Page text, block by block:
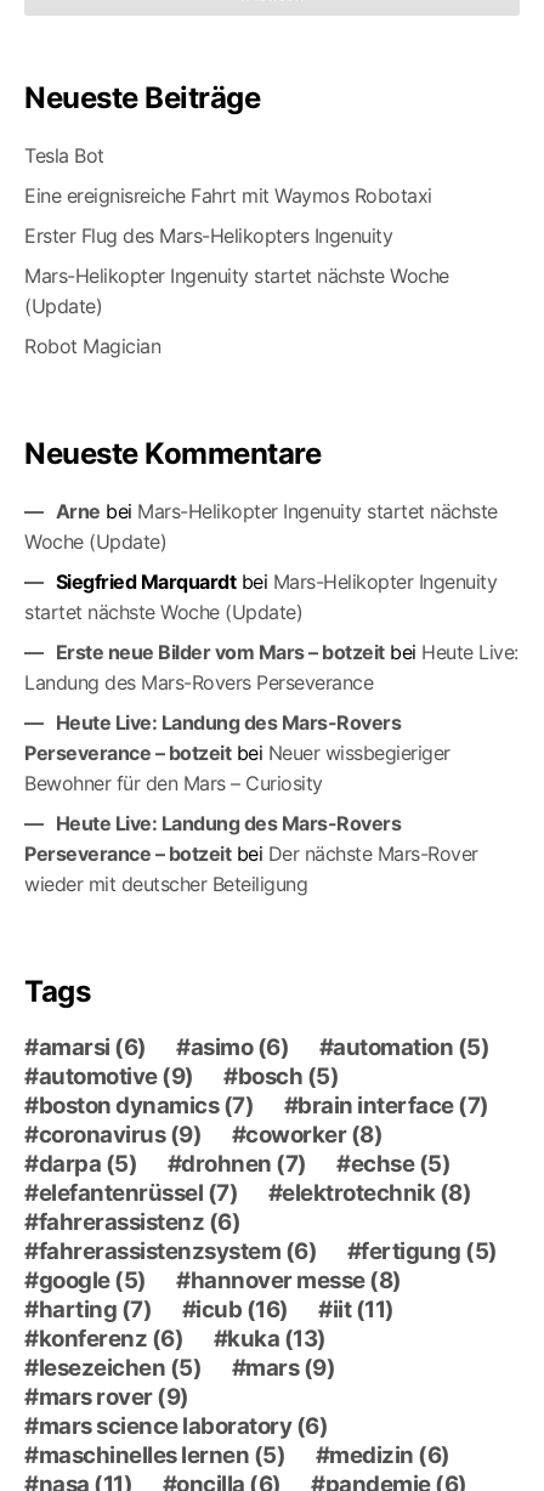
Neueste Beiträge
Tesla Bot
Eine ereignisreiche Fahrt mit Waymos Robotaxi
Erster Flug des Mars-Helikopters Ingenuity
Mars-Helikopter Ingenuity startet nächste Woche
(Update)
Robot Magician
Neueste Kommentare
Arne bei Mars-Helikopter Ingenuity startet nächste
Woche (Update)
Siegfried Marquardtbei Mars-Helikopter Ingenuity
startet nächste Woche (Update)
Erste neue Bilder vom Mars – botzeitbei Heute Live:
Landung des Mars-Rovers Perseverance
Heute Live: Landung des Mars-Rovers
Perseverance – botzeitbei Neuer wissbegieriger
Bewohner für den Mars – Curiosity
Heute Live: Landung des Mars-Rovers
Perseverance – botzeitbei Der nächste Mars-Ro­ver
wieder mit deutscher Beteiligung
Tags
amarsi (6) asimo(6) automation (5)
automotive(9) bosch (5)
boston dynamics(7) brain interface(7)
coronavirus(9) coworker(8)
darpa (5) drohnen (7) echse(5)
elefantenrüssel (7) elektrotechnik(8)
fahrerassistenz (6)
fahrerassistenzsystem (6) fertigung (5)
google(5) hannover messe(8)
harting (7) icub (16) iit(11)
konferenz (6) kuka (13)
lesezeichen (5) mars(9)
mars rover(9)
mars science laboratory(6)
maschinelles lernen (5) medizin (6)
nasa (11) oncilla (6) pandemie(6)